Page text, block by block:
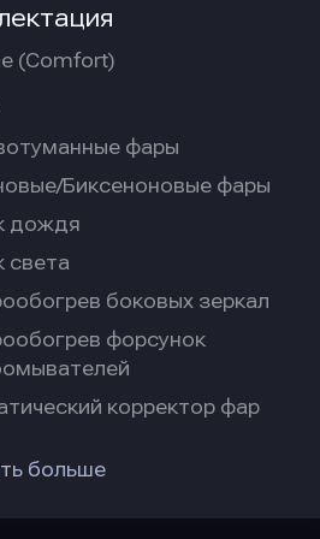
(Comfort)
фары
Биксеноновые фары
дождя
света
боковых зеркал
форсунок
корректор фар
больше